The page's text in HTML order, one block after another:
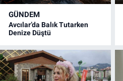
GÜNDEM
Avcılar’da Balık Tutarken
Denize Düştü